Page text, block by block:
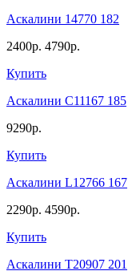
Аскалини 14770 182
2400р. 4790р.
Купить
Аскалини C11167 185
9290р.
Купить
Аскалини L12766 167
2290р. 4590р.
Купить
Аскалини T20907 201